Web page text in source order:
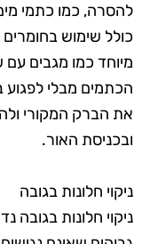
להסרה, כמו כתמי
כולל שימוש
מיוחד כמו מגבים
הכתמים מבלי לפגוע
את הברק המקורי
ובכניסת האור.
ניקוי חלונות בגובה
ניקוי חלונות בגובה